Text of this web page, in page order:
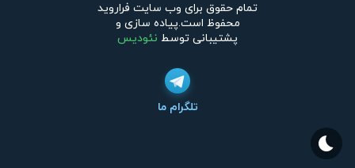
تمام حقوق برای وب سایت فراروید
محفوظ است.پیاده سازی و
پشتیبانی توسط نئودیس
تلگرام ما